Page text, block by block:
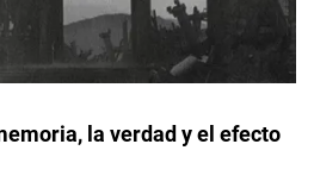
la verdad y el efecto